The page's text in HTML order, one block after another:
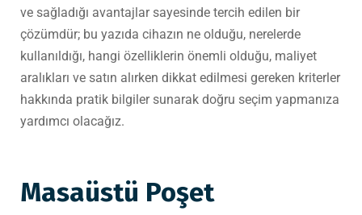
ve sağladığı avantajlar sayesinde tercih edilen bir
çözümdür; bu yazıda cihazın ne olduğu, nerelerde
kullanıldığı, hangi özelliklerin önemli olduğu, maliyet
aralıkları ve satın alırken dikkat edilmesi gereken kriterler
hakkında pratik bilgiler sunarak doğru seçim yapmanıza
yardımcı olacağız.
Masaüstü Poşet